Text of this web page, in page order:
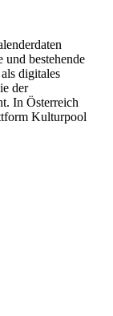
bestehende
digitales
der
In Österreich
Kulturpool